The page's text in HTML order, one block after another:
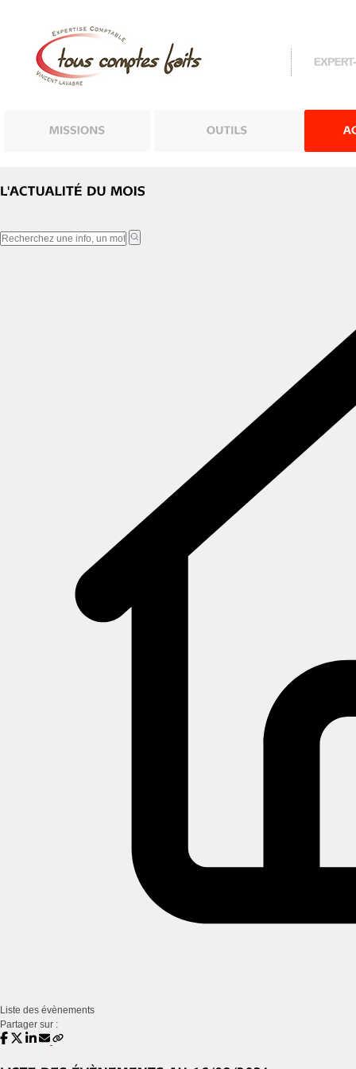
Liste des évènements
Partager sur :